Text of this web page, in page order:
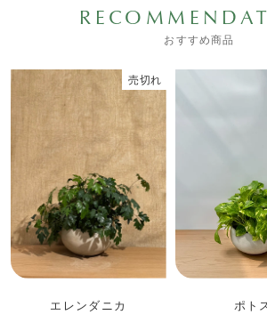
おすすめ商品
売切れ
エレンダニカ ポト